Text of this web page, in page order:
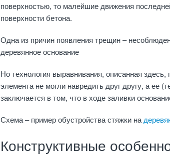
поверхностью, то малейшие движения
поверхности бетона.
Одна из причин появления трещин –
деревянное основание
Но технология выравнивания, описанная
элемента не могли навредить друг другу, а ее
заключается в том, что в ходе заливки
Схема – пример обустройства стяжки на
Конструктивные